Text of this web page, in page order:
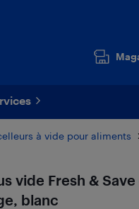
à vide pour aliments
vide Fresh &
blanc